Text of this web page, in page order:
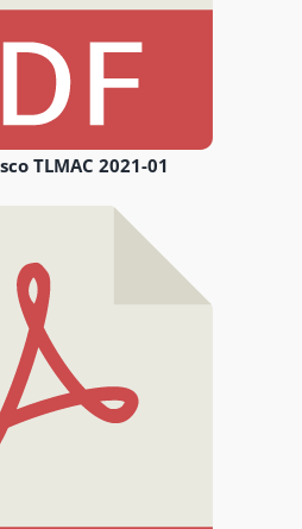
TLMAC 2021-01